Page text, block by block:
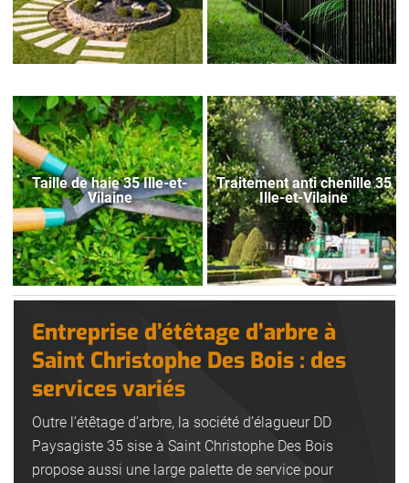
Taille de haie 35 Ille-et-
Vilaine
Traitement anti chenille 35
Ille-et-Vilaine
Entreprise d’étêtage d’arbre à
Saint Christophe Des Bois : des
services variés
Outre l’étêtage d’arbre, la société d’élagueur DD
Paysagiste 35 sise à Saint Christophe Des Bois
propose aussi une large palette de service pour